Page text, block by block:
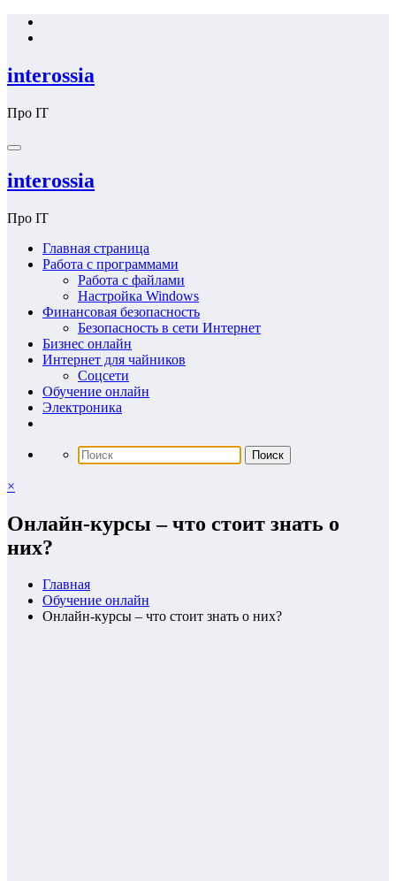
Перейти
interossia
Про IT
interossia
Про IT
Главная страница
Работа с программами
Работа с файлами
Настройка Windows
Финансовая безопасность
Безопасность в сети Интернет
Бизнес онлайн
Интернет для чайников
Соцсети
Обучение онлайн
Электроника
×
Онлайн-курсы – что стоит знать о
них?
Главная
Обучение онлайн
Онлайн-курсы – что стоит знать о них?